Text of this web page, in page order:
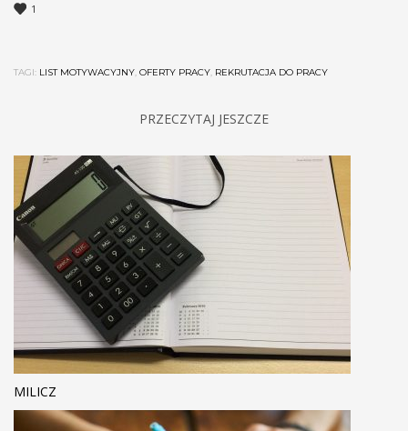
1
TAGI: LIST MOTYWACYJNY, OFERTY PRACY, REKRUTACJA DO PRACY
PRZECZYTAJ JESZCZE
MILICZ